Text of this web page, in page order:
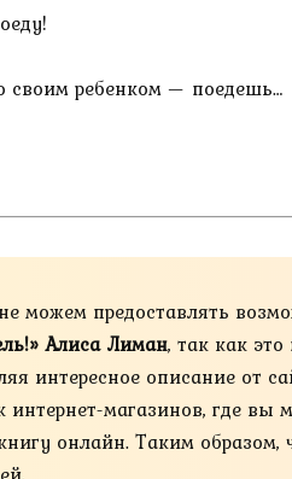
ребенком — поедешь…
можем предоставлять
Алиса Лиман, так как
интересное описание
интернет-магазинов, где
онлайн. Таким образом,